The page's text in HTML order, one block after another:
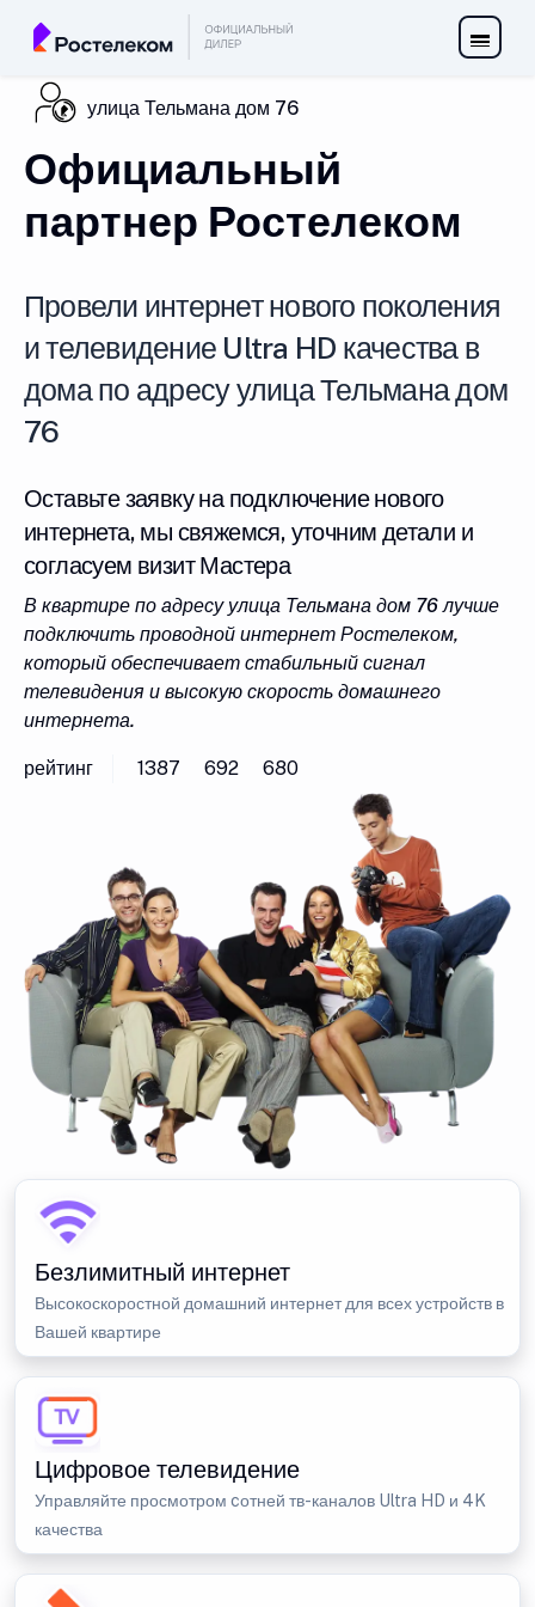
улица Тельмана дом 76
Официальный
партнер Ростелеком
Провели интернет нового поколения
и телевидение Ultra HD качества в
дома по адресу улица Тельмана дом
76
Оставьте заявку на подключение нового
интернета, мы свяжемся, уточним детали и
согласуем визит Мастера
В квартире по адресу улица Тельмана дом 76 лучше
подключить проводной интернет Ростелеком,
который обеспечивает стабильный сигнал
телевидения и высокую скорость домашнего
интернета.
рейтинг 1387 692 680
Безлимитный интернет
Высокоскоростной домашний интернет для всех устройств в
Вашей квартире
Цифровое телевидение
Управляйте просмотром cотней тв-каналов Ultra HD и 4K
качества